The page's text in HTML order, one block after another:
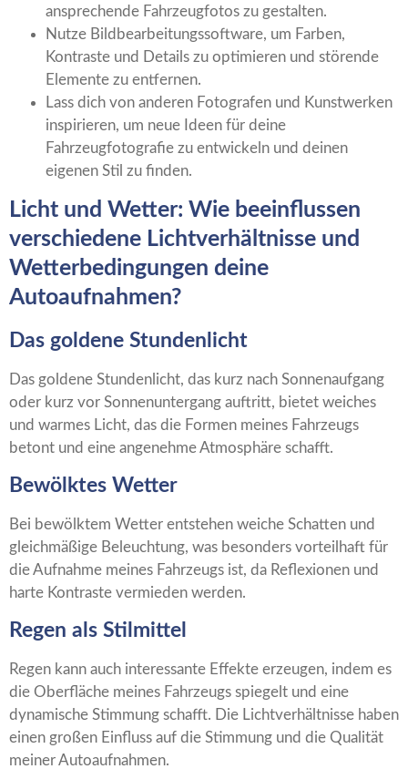
ansprechende Fahrzeugfotos zu gestalten.
Nutze Bildbearbeitungssoftware, um Farben,
Kontraste und Details zu optimieren und störende
Elemente zu entfernen.
Lass dich von anderen Fotografen und Kunstwerken
inspirieren, um neue Ideen für deine
Fahrzeugfotografie zu entwickeln und deinen
eigenen Stil zu finden.
Licht und Wetter: Wie beeinflussen
verschiedene Lichtverhältnisse und
Wetterbedingungen deine
Autoaufnahmen?
Das goldene Stundenlicht
Das goldene Stundenlicht, das kurz nach Sonnenaufgang
oder kurz vor Sonnenuntergang auftritt, bietet weiches
und warmes Licht, das die Formen meines Fahrzeugs
betont und eine angenehme Atmosphäre schafft.
Bewölktes Wetter
Bei bewölktem Wetter entstehen weiche Schatten und
gleichmäßige Beleuchtung, was besonders vorteilhaft für
die Aufnahme meines Fahrzeugs ist, da Reflexionen und
harte Kontraste vermieden werden.
Regen als Stilmittel
Regen kann auch interessante Effekte erzeugen, indem es
die Oberfläche meines Fahrzeugs spiegelt und eine
dynamische Stimmung schafft. Die Lichtverhältnisse haben
einen großen Einfluss auf die Stimmung und die Qualität
meiner Autoaufnahmen.